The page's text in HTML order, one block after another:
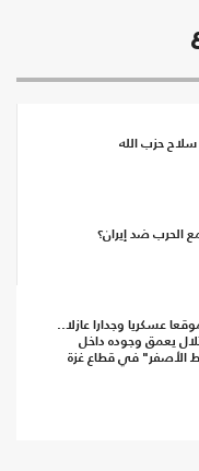
سلاح حزب الله
الحرب ضد إيران؟
موقعا عسكريا وجدارا عازلا..
يعمق وجوده داخل
الأصفر" في قطاع غزة